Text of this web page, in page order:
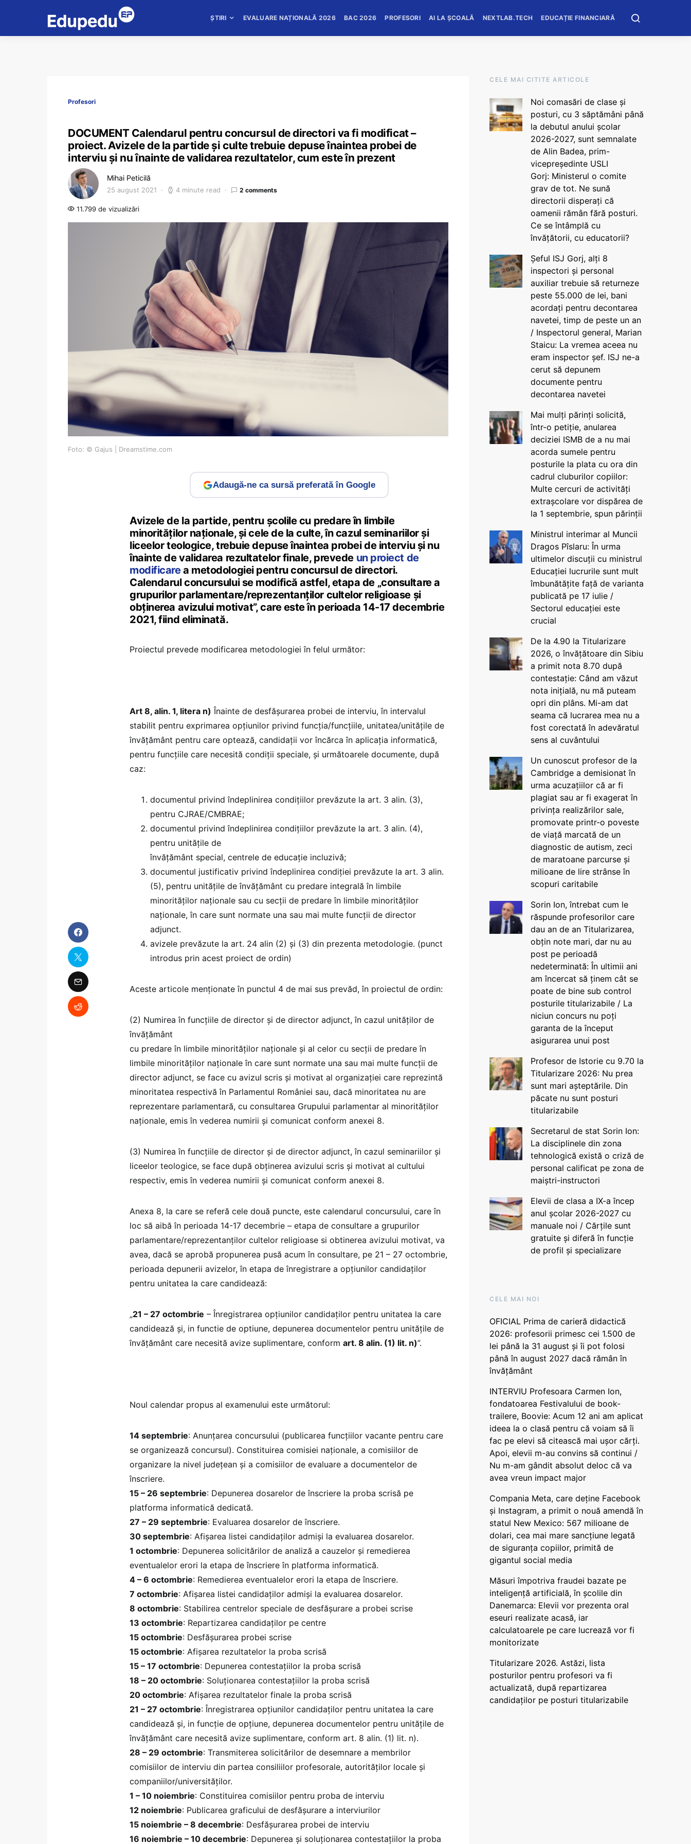
ȘTIRI EVALUARE NAȚIONALĂ 2026 BAC 2026 PROFESORI AI LA ȘCOALĂ NEXTLAB.TECH EDUCAȚIE FINANCIARĂ
Profesori
DOCUMENT Calendarul pentru concursul de directori va fi modificat –
proiect. Avizele de la partide și culte trebuie depuse înaintea probei de
interviu și nu înainte de validarea rezultatelor, cum este în prezent
Mihai Peticilă
25 august 2021 4 minute read 2 comments
11.799 de vizualizări
Foto: © Gajus | Dreamstime.com
Adaugă-ne ca sursă preferată în Google
Avizele de la partide, pentru școlile cu predare în limbile
minorităților naționale, și cele de la culte, în cazul seminariilor și
liceelor teologice, trebuie depuse înaintea probei de interviu și nu
înainte de validarea rezultatelor finale, prevede un proiect de
modificarea metodologiei pentru concursul de directori.
Calendarul concursului se modifică astfel, etapa de „consultare a
grupurilor parlamentare/reprezentanților cultelor religioase și
obținerea avizului motivat”, care este în perioada 14-17 decembrie
2021, fiind eliminată.
Proiectul prevede modificarea metodologiei în felul următor:
Art 8, alin. 1, litera n) Înainte de desfășurarea probei de interviu, în intervalul
stabilit pentru exprimarea opțiunilor privind funcția/funcțiile, unitatea/unitățile de
învățământ pentru care optează, candidații vor încărca în aplicația informatică,
pentru funcțiile care necesită condiții speciale, și următoarele documente, după
caz:
documentul privind îndeplinirea condițiilor prevăzute la art. 3 alin. (3),
pentru CJRAE/CMBRAE;
documentul privind îndeplinirea condițiilor prevăzute la art. 3 alin. (4),
pentru unitățile de
învățământ special, centrele de educație incluzivă;
documentul justificativ privind îndeplinirea condiției prevăzute la art. 3 alin.
(5), pentru unitățile de învățământ cu predare integrală în limbile
minorităților naționale sau cu secții de predare în limbile minorităților
naționale, în care sunt normate una sau mai multe funcții de director
adjunct.
avizele prevăzute la art. 24 alin (2) și (3) din prezenta metodologie. (punct
introdus prin acest proiect de ordin)
Aceste articole menționate în punctul 4 de mai sus prevăd, în proiectul de ordin:
(2) Numirea în funcțiile de director și de director adjunct, în cazul unităților de
învățământ
cu predare în limbile minorităților naționale și al celor cu secții de predare în
limbile minorităților naționale în care sunt normate una sau mai multe funcții de
director adjunct, se face cu avizul scris și motivat al organizaţiei care reprezintă
minoritatea respectivă în Parlamentul României sau, dacă minoritatea nu are
reprezentare parlamentară, cu consultarea Grupului parlamentar al minorităţilor
naţionale, emis în vederea numirii și comunicat conform anexei 8.
(3) Numirea în funcțiile de director și de director adjunct, în cazul seminariilor și
liceelor teologice, se face după obținerea avizului scris și motivat al cultului
respectiv, emis în vederea numirii și comunicat conform anexei 8.
Anexa 8, la care se referă cele două puncte, este calendarul concursului, care în
loc să aibă în perioada 14-17 decembrie – etapa de consultare a grupurilor
parlamentare/reprezentanților cultelor religioase si obtinerea avizului motivat, va
avea, dacă se aprobă propunerea pusă acum în consultare, pe 21 – 27 octombrie,
perioada depunerii avizelor, în etapa de înregistrare a opțiunilor candidaților
pentru unitatea la care candidează:
„21 – 27 octombrie – Înregistrarea opțiunilor candidaților pentru unitatea la care
candidează și, in functie de optiune, depunerea documentelor pentru unitățile de
învățământ care necesită avize suplimentare, conform art. 8 alin. (1) lit. n)”.
Noul calendar propus al examenului este următorul:
14 septembrie: Anunțarea concursului (publicarea funcțiilor vacante pentru care
se organizează concursul). Constituirea comisiei naționale, a comisiilor de
organizare la nivel județean și a comisiilor de evaluare a documentelor de
înscriere.
15 – 26 septembrie: Depunerea dosarelor de înscriere la proba scrisă pe
platforma informatică dedicată.
27 – 29 septembrie: Evaluarea dosarelor de înscriere.
30 septembrie: Afișarea listei candidaților admiși la evaluarea dosarelor.
1 octombrie: Depunerea solicitărilor de analiză a cauzelor și remedierea
eventualelor erori la etapa de înscriere în platforma informatică.
4 – 6 octombrie: Remedierea eventualelor erori la etapa de înscriere.
7 octombrie: Afișarea listei candidaților admiși la evaluarea dosarelor.
8 octombrie: Stabilirea centrelor speciale de desfășurare a probei scrise
13 octombrie: Repartizarea candidaților pe centre
15 octombrie: Desfășurarea probei scrise
15 octombrie: Afișarea rezultatelor la proba scrisă
15 – 17 octombrie: Depunerea contestațiilor la proba scrisă
18 – 20 octombrie: Soluționarea contestațiilor la proba scrisă
20 octombrie: Afișarea rezultatelor finale la proba scrisă
21 – 27 octombrie: Înregistrarea opțiunilor candidaților pentru unitatea la care
candidează și, in funcție de opțiune, depunerea documentelor pentru unitățile de
învățământ care necesită avize suplimentare, conform art. 8 alin. (1) lit. n).
28 – 29 octombrie: Transmiterea solicitărilor de desemnare a membrilor
comisiilor de interviu din partea consiliilor profesorale, autorităților locale și
companiilor/universităților.
1 – 10 noiembrie: Constituirea comisiilor pentru proba de interviu
12 noiembrie: Publicarea graficului de desfășurare a interviurilor
15 noiembrie – 8 decembrie: Desfășurarea probei de interviu
16 noiembrie – 10 decembrie: Depunerea și soluționarea contestațiilor la proba
CELE MAI CITITE ARTICOLE
Noi comasări de clase și
posturi, cu 3 săptămâni până
la debutul anului școlar
2026-2027, sunt semnalate
de Alin Badea, prim-
vicepreședinte USLI
Gorj: Ministerul o comite
grav de tot. Ne sună
directorii disperați că
oamenii rămân fără posturi.
Ce se întâmplă cu
învățătorii, cu educatorii?
Șeful ISJ Gorj, alți 8
inspectori și personal
auxiliar trebuie să returneze
peste 55.000 de lei, bani
acordați pentru decontarea
navetei, timp de peste un an
/ Inspectorul general, Marian
Staicu: La vremea aceea nu
eram inspector șef. ISJ ne-a
cerut să depunem
documente pentru
decontarea navetei
Mai mulți părinți solicită,
într-o petiție, anularea
deciziei ISMB de a nu mai
acorda sumele pentru
posturile la plata cu ora din
cadrul cluburilor copiilor:
Multe cercuri de activități
extrașcolare vor dispărea de
la 1 septembrie, spun părinții
Ministrul interimar al Muncii
Dragos Pîslaru: În urma
ultimelor discuții cu ministrul
Educației lucrurile sunt mult
îmbunătățite față de varianta
publicată pe 17 iulie /
Sectorul educației este
crucial
De la 4.90 la Titularizare
2026, o învățătoare din Sibiu
a primit nota 8.70 după
contestație: Când am văzut
nota inițială, nu mă puteam
opri din plâns. Mi-am dat
seama că lucrarea mea nu a
fost corectată în adevăratul
sens al cuvântului
Un cunoscut profesor de la
Cambridge a demisionat în
urma acuzațiilor că ar fi
plagiat sau ar fi exagerat în
privința realizărilor sale,
promovate printr-o poveste
de viață marcată de un
diagnostic de autism, zeci
de maratoane parcurse și
milioane de lire strânse în
scopuri caritabile
Sorin Ion, întrebat cum le
răspunde profesorilor care
dau an de an Titularizarea,
obțin note mari, dar nu au
post pe perioadă
nedeterminată: În ultimii ani
am încercat să ținem cât se
poate de bine sub control
posturile titularizabile / La
niciun concurs nu poți
garanta de la început
asigurarea unui post
Profesor de Istorie cu 9.70 la
Titularizare 2026: Nu prea
sunt mari așteptările. Din
păcate nu sunt posturi
titularizabile
Secretarul de stat Sorin Ion:
La disciplinele din zona
tehnologică există o criză de
personal calificat pe zona de
maiștri-instructori
Elevii de clasa a IX-a încep
anul școlar 2026-2027 cu
manuale noi / Cărțile sunt
gratuite și diferă în funcție
de profil și specializare
CELE MAI NOI
OFICIAL Prima de carieră didactică
2026: profesorii primesc cei 1.500 de
lei până la 31 august și îi pot folosi
până în august 2027 dacă rămân în
învățământ
INTERVIU Profesoara Carmen Ion,
fondatoarea Festivalului de book-
trailere, Boovie: Acum 12 ani am aplicat
ideea la o clasă pentru că voiam să îi
fac pe elevi să citească mai ușor cărți.
Apoi, elevii m-au convins să continui /
Nu m-am gândit absolut deloc că va
avea vreun impact major
Compania Meta, care deține Facebook
și Instagram, a primit o nouă amendă în
statul New Mexico: 567 milioane de
dolari, cea mai mare sancțiune legată
de siguranța copiilor, primită de
gigantul social media
Măsuri împotriva fraudei bazate pe
inteligență artificială, în școlile din
Danemarca: Elevii vor prezenta oral
eseuri realizate acasă, iar
calculatoarele pe care lucrează vor fi
monitorizate
Titularizare 2026. Astăzi, lista
posturilor pentru profesori va fi
actualizată, după repartizarea
candidaților pe posturi titularizabile